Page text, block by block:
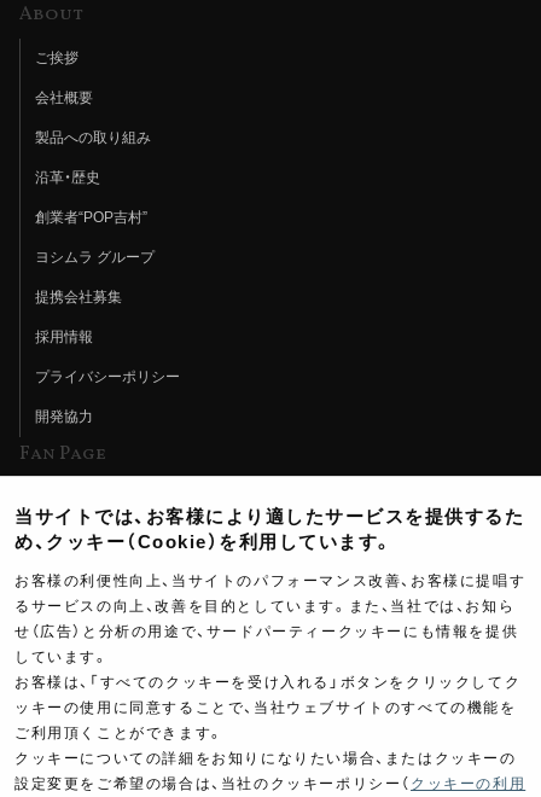
About
ご挨拶
会社概要
製品への取り組み
沿革・歴史
創業者“POP吉村”
ヨシムラ グループ
提携会社募集
採用情報
プライバシーポリシー
開発協力
Fan Page
ヨシムラTV
イベント情報
イベントスケジュール
ツーリングブレイクタイム
製品ポスター
当サイトでは、お客様により適したサービスを提供するた
め、クッキー（Cookie）を利用しています。
お客様の利便性向上、当サイトのパフォーマンス改善、お客様に提唱す
るサービスの向上、改善を目的としています。また、当社では、お知ら
せ（広告）と分析の用途で、サードパーティークッキーにも情報を提供
しています。
お客様は、「すべてのクッキーを受け入れる」ボタンをクリックしてク
ッキーの使用に同意することで、当社ウェブサイトのすべての機能を
ご利用頂くことができます。
クッキーについての詳細をお知りになりたい場合、またはクッキーの
設定変更をご希望の場合は、当社のクッキーポリシー（ クッキーの利用